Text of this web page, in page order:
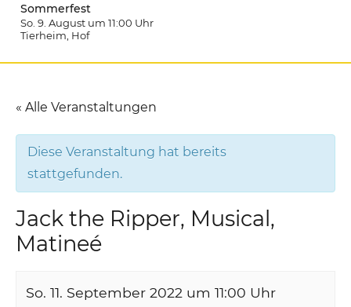
Sommerfest
So. 9. August um 11:00 Uhr
Tierheim , Hof
« Alle Veranstaltungen
Diese Veranstaltung hat bereits
stattgefunden.
Jack the Ripper, Musical,
Matineé
So. 11. September 2022 um 11:00 Uhr